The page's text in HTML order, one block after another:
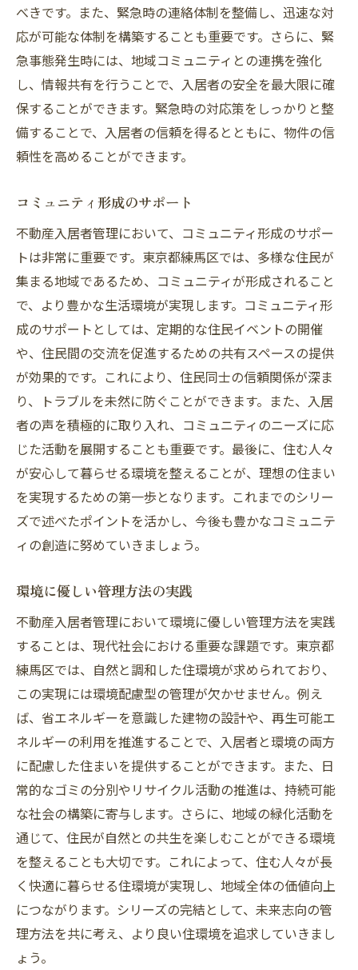
べきです。また、緊急時の連絡体制を整備し、迅速な対
応が可能な体制を構築することも重要です。さらに、緊
急事態発生時には、地域コミュニティとの連携を強化
し、情報共有を行うことで、入居者の安全を最大限に確
保することができます。緊急時の対応策をしっかりと整
備することで、入居者の信頼を得るとともに、物件の信
頼性を高めることができます。
コミュニティ形成のサポート
不動産入居者管理において、コミュニティ形成のサポー
トは非常に重要です。東京都練馬区では、多様な住民が
集まる地域であるため、コミュニティが形成されること
で、より豊かな生活環境が実現します。コミュニティ形
成のサポートとしては、定期的な住民イベントの開催
や、住民間の交流を促進するための共有スペースの提供
が効果的です。これにより、住民同士の信頼関係が深ま
り、トラブルを未然に防ぐことができます。また、入居
者の声を積極的に取り入れ、コミュニティのニーズに応
じた活動を展開することも重要です。最後に、住む人々
が安心して暮らせる環境を整えることが、理想の住まい
を実現するための第一歩となります。これまでのシリー
ズで述べたポイントを活かし、今後も豊かなコミュニテ
ィの創造に努めていきましょう。
環境に優しい管理方法の実践
不動産入居者管理において環境に優しい管理方法を実践
することは、現代社会における重要な課題です。東京都
練馬区では、自然と調和した住環境が求められており、
この実現には環境配慮型の管理が欠かせません。例え
ば、省エネルギーを意識した建物の設計や、再生可能エ
ネルギーの利用を推進することで、入居者と環境の両方
に配慮した住まいを提供することができます。また、日
常的なゴミの分別やリサイクル活動の推進は、持続可能
な社会の構築に寄与します。さらに、地域の緑化活動を
通じて、住民が自然との共生を楽しむことができる環境
を整えることも大切です。これによって、住む人々が長
く快適に暮らせる住環境が実現し、地域全体の価値向上
につながります。シリーズの完結として、未来志向の管
理方法を共に考え、より良い住環境を追求していきまし
ょう。